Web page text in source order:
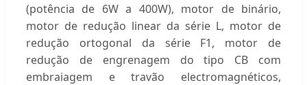
(potência de 6W a 400W), motor de binário,
motor de redução linear da série L, motor de
redução ortogonal da série F1, motor de
redução de engrenagem do tipo CB com
embraiagem e travão electromagnéticos,